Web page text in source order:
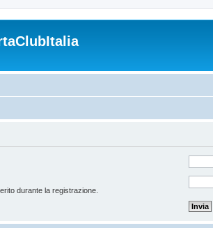
durante la registrazione.